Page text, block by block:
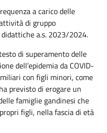
a carico delle
di gruppo
a.s. 2023/2024.
di superamento delle
dell’epidemia da COVID-
con figli minori, come
previsto di erogare un
famiglie gandinesi che
figli, nella fascia di età